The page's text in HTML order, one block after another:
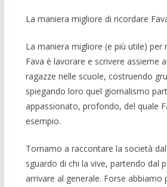
La maniera migliore di ricordare
La maniera migliore (e più utile) per
Fava è lavorare e scri­vere assieme
ragazze nelle scuole, costruendo
spiegando loro quel giornalismo
appassionato, profondo, del quale
esempio.
Tornamo a raccontare la società
sguardo di chi la vive, partendo dal
arrivare al genera­le. Forse abbiamo